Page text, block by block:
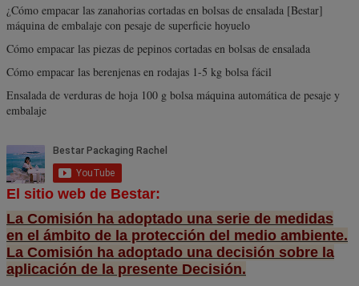
¿Cómo empacar las zanahorias cortadas en bolsas de ensalada [Bestar]
máquina de embalaje con pesaje de superficie hoyuelo
Cómo empacar las piezas de pepinos cortadas en bolsas de ensalada
Cómo empacar las berenjenas en rodajas 1-5 kg bolsa fácil
Ensalada de verduras de hoja 100 g bolsa máquina automática de pesaje y
embalaje
El sitio web de Bestar:
La Comisión ha adoptado una serie de medidas
en el ámbito de la protección del medio ambiente.
La Comisión ha adoptado una decisión sobre la
aplicación de la presente Decisión.